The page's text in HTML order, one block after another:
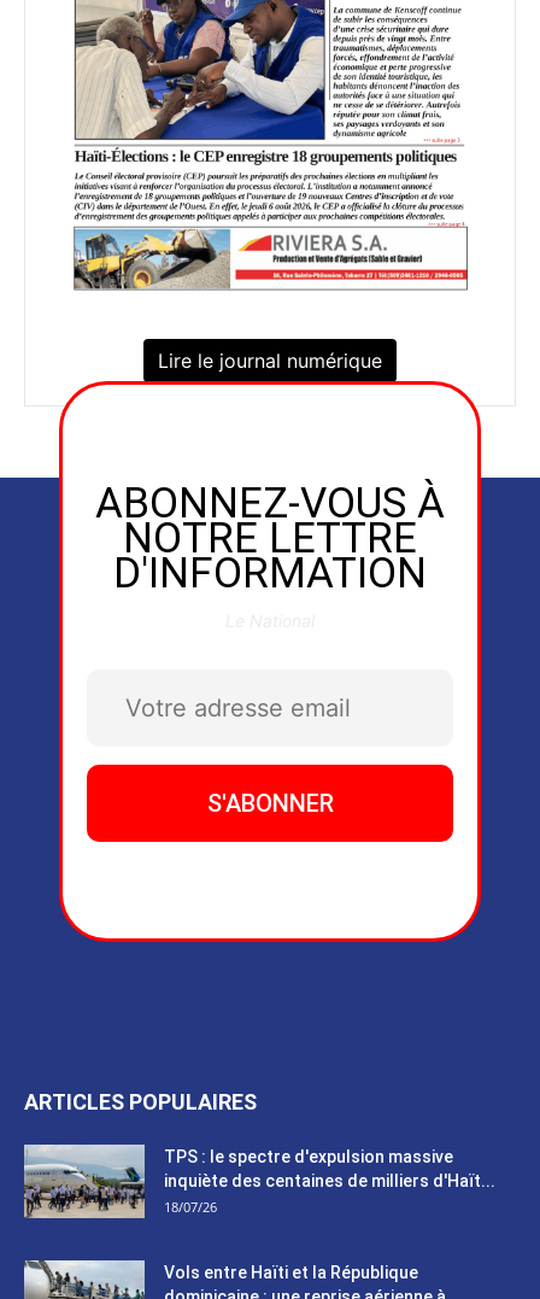
Lire le journal numérique
ABONNEZ-VOUS À
NOTRE LETTRE
D'INFORMATION
ARTICLES POPULAIRES
TPS : le spectre d'expulsion massive
inquiète des centaines de milliers d'Haït...
18/07/26
Vols entre Haïti et la République